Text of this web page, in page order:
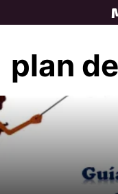
to
plan